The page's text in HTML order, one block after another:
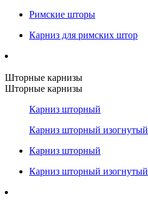
Римские шторы
Карниз для римских штор
Шторные карнизы
Шторные карнизы
Карниз шторный
Карниз шторный изогнутый
Карниз шторный
Карниз шторный изогнутый